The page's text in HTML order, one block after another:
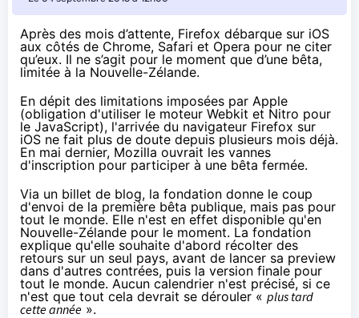
Après des mois d’attente, Firefox débarque sur iOS
aux côtés de Chrome, Safari et Opera pour ne citer
qu’eux. Il ne s’agit pour le moment que d’une bêta,
limitée à la Nouvelle-Zélande.
En dépit des limitations imposées par Apple
(obligation d'utiliser le moteur Webkit et Nitro pour
le JavaScript), l'arrivée du navigateur Firefox sur
iOS ne fait plus de doute depuis plusieurs mois déjà.
En mai dernier, Mozilla ouvrait les vannes
d'inscription pour participer à une bêta fermée.
Via un billet de blog, la fondation donne le coup
d'envoi de la première bêta publique, mais pas pour
tout le monde. Elle n'est en effet disponible qu'en
Nouvelle-Zélande pour le moment. La fondation
explique qu'elle souhaite d'abord récolter des
retours sur un seul pays, avant de lancer sa preview
dans d'autres contrées, puis la version finale pour
tout le monde. Aucun calendrier n'est précisé, si ce
n'est que tout cela devrait se dérouler « plus tard
cette année ».